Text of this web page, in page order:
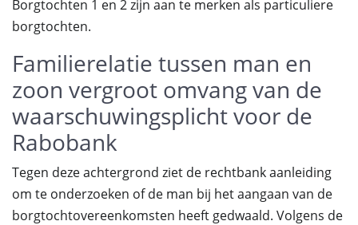
Borgtochten 1 en 2 zijn aan te merken als particuliere
borgtochten.
Familierelatie tussen man en
zoon vergroot omvang van de
waarschuwingsplicht voor de
Rabobank
Tegen deze achtergrond ziet de rechtbank aanleiding
om te onderzoeken of de man bij het aangaan van de
borgtochtovereenkomsten heeft gedwaald. Volgens de